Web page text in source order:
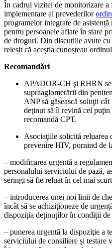
În cadrul vizitei de monitorizare a
implementare al prevederilor
programelor integrate de
pentru persoanele aflate în stare
de droguri. Din discuțiile avute
reieșit că aceștia cunoșteau
Recomandări
APADOR-CH şi RHRN
supraaglomerării din
ANP să găsească soluţii
deţinut să îi revină cel puţin
recomandă CPT.
Asociaţiile solicită reluarea
prevenire HIV, pornind de
– modificarea urgentă a
personalului serviciului de pază,
seringi să fie reluat în cel mai
– introducerea unei noi linii de
încât să se achiziționeze de
dispoziția deținuților în condiții de
– punerea urgentă la dispoziţie a
serviciului de consiliere și testare